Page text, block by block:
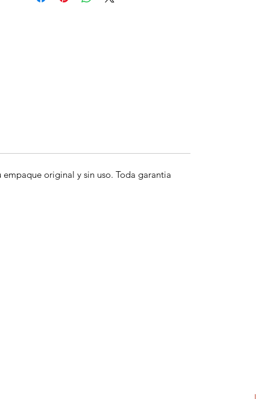
original y sin uso. Toda garantia